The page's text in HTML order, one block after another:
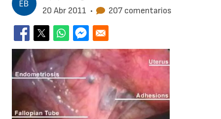
20 Abr 2011 • 207 comentarios